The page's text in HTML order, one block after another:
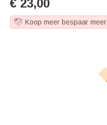
€ 23,00
Koop meer bespaar meer